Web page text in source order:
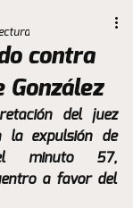
contra
González
del juez
la expulsión de
minuto 57,
a favor del